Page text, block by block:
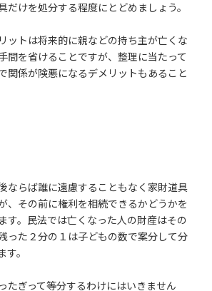
だけを処分する程度にとどめましょう。
ットは将来的に親などの持ち主が亡くな
間を省けることですが、整理に当たって
関係が険悪になるデメリットもあること
ならば誰に遠慮することもなく家財道具
、その前に権利を相続できるかどうかを
す。民法では亡くなった人の財産はその
った２分の１は子どもの数で案分して分
。
たぎって等分するわけにはいきません